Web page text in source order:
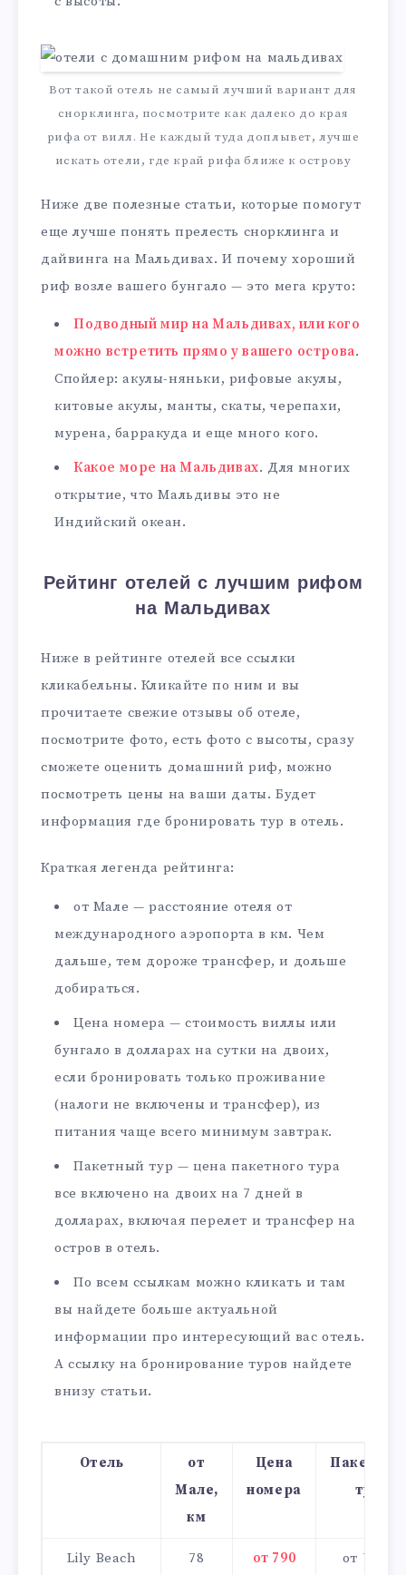
Вот такой отель не самый лучший вариант для
снорклинга, посмотрите как далеко до края
рифа от вилл. Не каждый туда доплывет, лучше
искать отели, где край рифа ближе к острову
Ниже две полезные статьи, которые помогут
еще лучше понять прелесть снорклинга и
дайвинга на Мальдивах. И почему хороший
риф возле вашего бунгало — это мега круто:
Подводный мир на Мальдивах, или кого
можно встретить прямо у вашего острова.
Спойлер: акулы-няньки, рифовые акулы,
китовые акулы, манты, скаты, черепахи,
мурена, барракуда и еще много кого.
Какое море на Мальдивах. Для многих
открытие, что Мальдивы это не
Индийский океан.
Рейтинг отелей с лучшим рифом
на Мальдивах
Ниже в рейтинге отелей все ссылки
кликабельны. Кликайте по ним и вы
прочитаете свежие отзывы об отеле,
посмотрите фото, есть фото с высоты, сразу
сможете оценить домашний риф, можно
посмотреть цены на ваши даты. Будет
информация где бронировать тур в отель.
Краткая легенда рейтинга:
от Мале — расстояние отеля от
международного аэропорта в км. Чем
дальше, тем дороже трансфер, и дольше
добираться.
Цена номера — стоимость виллы или
бунгало в долларах на сутки на двоих,
если бронировать только проживание
(налоги не включены и трансфер), из
питания чаще всего минимум завтрак.
Пакетный тур — цена пакетного тура
все включено на двоих на 7 дней в
долларах, включая перелет и трансфер на
остров в отель.
По всем ссылкам можно кликать и там
вы найдете больше актуальной
информации про интересующий вас отель.
А ссылку на бронирование туров найдете
внизу статьи.
Отель
от
Мале,
км
Цена
номера
Пакетный
тур
Lily Beach
78 от 790 от 7000